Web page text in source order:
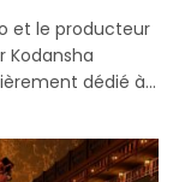
et le producteur
Kodansha
dédié à…